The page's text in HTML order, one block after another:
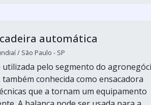
automática
/ São Paulo - SP
utilizada pelo segmento do
conhecida como ensacadora
que a tornam um equipamento